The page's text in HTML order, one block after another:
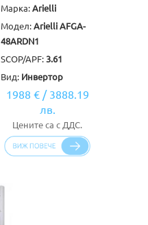
Марка: Arielli
Модел: Arielli AFGA-
48ARDN1
SCOP/APF: 3.61
Вид: Инвертор
1988 €/ 3888.19
лв.
Цените са с ДДС.